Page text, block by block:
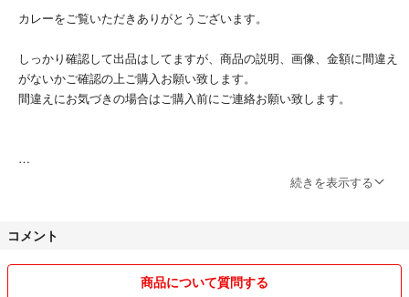
カレーをご覧いただきありがとうございます。
しっかり確認して出品はしてますが、商品の説明、画像、金額に間違え
がないかご確認の上ご購入お願い致します。
間違えにお気づきの場合はご購入前にご連絡お願い致します。
数同時購入の場合お値下げさせて頂きます。場合によっては送料アップ
丁寧に対応させて頂きます。
どうぞよろしくお願い致します。
続きを表示する
コメント
商品について質問する